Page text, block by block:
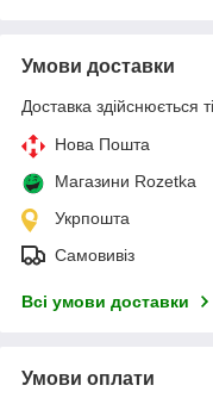
Умови доставки
Доставка здійснюється
Нова Пошта
Магазини Rozetka
Укрпошта
Самовивіз
Всі умови доставки
Умови оплати